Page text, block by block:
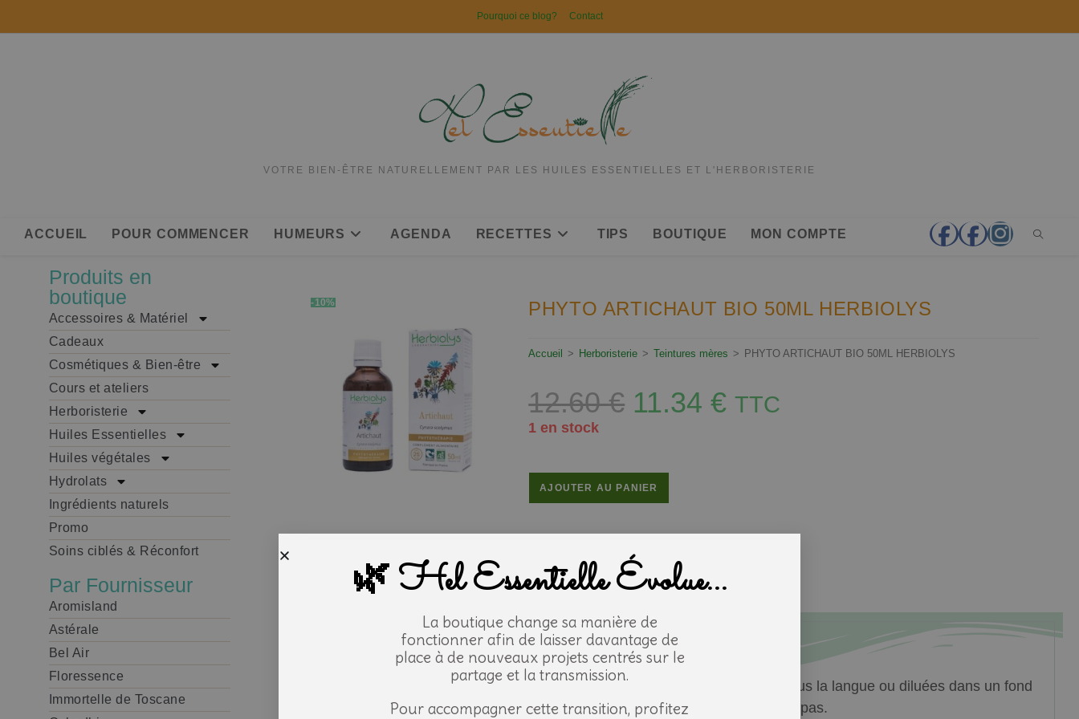
Pourquoi ce blog? Contact
VOTRE BIEN-ÊTRE NATURELLEMENT PAR LES HUILES ESSENTIELLES ET L'HERBORISTERIE
ACCUEIL POUR COMMENCER HUMEURS AGENDA RECETTES TIPS BOUTIQUE MON COMPTE
Produits en
boutique
Accessoires & Matériel
Cadeaux
Cosmétiques & Bien-être
Cours et ateliers
Herboristerie
Huiles Essentielles
Huiles végétales
Hydrolats
Ingrédients naturels
Promo
Soins ciblés & Réconfort
Par Fournisseur
Aromisland
Astérale
Bel Air
Floressence
Immortelle de Toscane
-10% PHYTO ARTICHAUT BIO 50ML HERBIOLYS
Accueil > Herboristerie > Teintures mères > PHYTO ARTICHAUT BIO 50ML HERBIOLYS
12.60€ 11.34€ TTC
1 en stock
AJOUTER AU PANIER
Teintures mères
Étiquette
Herbiolys
Selon le fabricant:
Adultes: 15 gouttes matin & soir directement sous la langue ou diluées dans un fond
d’eau peu minéralisée. A prendre espacé des repas.
🌿 Hel Essentielle Évolue...
La boutique change sa manière de
fonctionner afin de laisser davantage de
place à de nouveaux projets centrés sur le
partage et la transmission.
Pour accompagner cette transition, profitez